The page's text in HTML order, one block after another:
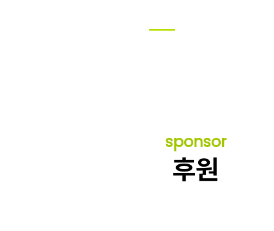
sponsor
후원